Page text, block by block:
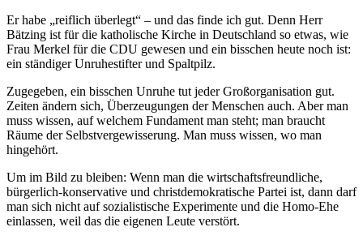
Er habe „reiflich überlegt“ – und das finde ich gut. Denn Herr
Bätzing ist für die katholische Kirche in Deutschland so etwas, wie
Frau Merkel für die CDU gewesen und ein bisschen heute noch ist:
ein ständiger Unruhestifter und Spaltpilz.
Zugegeben, ein bisschen Unruhe tut jeder Großorganisation gut.
Zeiten ändern sich, Überzeugungen der Menschen auch. Aber man
muss wissen, auf welchem Fundament man steht; man braucht
Räume der Selbstvergewisserung. Man muss wissen, wo man
hingehört.
Um im Bild zu bleiben: Wenn man die wirtschaftsfreundliche,
bürgerlich-konservative und christdemokratische Partei ist, dann darf
man sich nicht auf sozialistische Experimente und die Homo-Ehe
einlassen, weil das die eigenen Leute verstört.